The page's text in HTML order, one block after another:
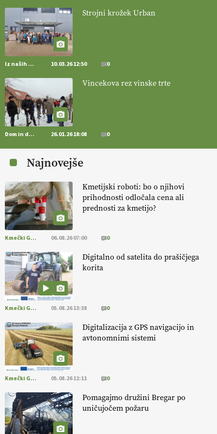
[EKOloško = LOGIČNO
vlaga.
VEČ
https://t.co/qmMX2yevum @EUAgri #IMCAP #CAP
https://t.co/dDwsipE645
[EKOloško = LOGIČNO ] Mulčer
– naravna pot do zdravih tal
. VEČ
https://t.co/J7RkeaYpYu @EUAgri #IMCAP #CAP
https://t.co/RVG0FzcQN6
varnost,
okolje in kakovost življenja. VEČ
https://t.co/K0USFPJ5fJ @EUAgri #IMCAP #CAP
https://t.co/vcHhoOixHy
14.07.2026
[EKOloško = LOGIČNO ]
Danes ni pomembna le količina hrane,
ampak tudi način njene pridelave
@EUAgri #imcap #cap #blog https://t.co/2sllAmcKwG
[EKOloško = LOGIČNO
prilagojene sorte
so temelj uspešne ekološke pridelave.
https://t.co/OQSsax7l8V @EUAgri #IMCAP #CAP
https://t.co/PAL0zlhVia
[EKOloško = LOGIČNO
aronije
v dobrem desetletju zrasla v uspešno kmetijsko in
podjetniško zgodbo.
#IMCAP #CAP https://t.co/xp1oihBDaJ
[EKOloško = LOGIČNO
v tujini
. Zato je ekološka pridelava odlična priložnost za slovenske
Strojni krožek Urban
Iz naših krajev 10.03.26 12:50 0
Vincekova rez vinske trte
Dom in družina 26.01.26 18:08 0
Najnovejše
Kmetijski roboti: bo o njihovi
prihodnosti odločala cena ali
prednosti za kmetijo?
Kmečki Glas 06.08.26 07:00 0
Digitalno od satelita do prašičjega
korita
Kmečki Glas 05.08.26 13:38 0
Digitalizacija z GPS navigacijo in
avtonomnimi sistemi
Kmečki Glas 05.08.26 12:11 0
Pomagajmo družini Bregar po
uničujočem požaru